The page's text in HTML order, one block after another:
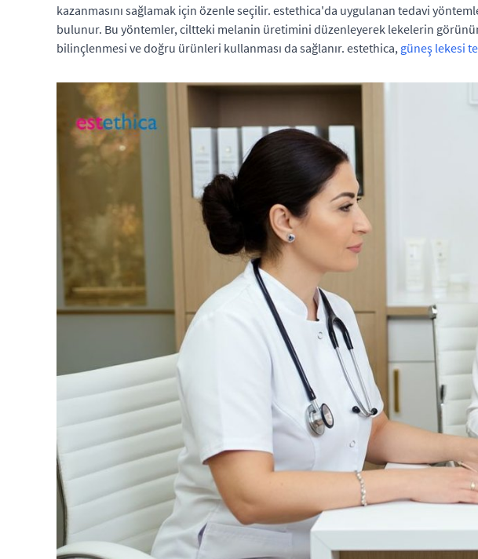
kazanmasını sağlamak için özenle seçilir. estethica'da uygulanan tedavi
bulunur. Bu yöntemler, ciltteki melanin üretimini düzenleyerek lekelerin
bilinçlenmesi ve doğru ürünleri kullanması da sağlanır. estethica, güneş lekesi